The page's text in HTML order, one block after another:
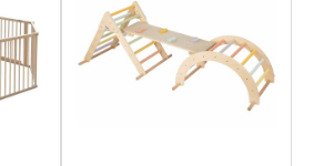
dizajn, materiály a funkcie. Tieto
ale obohacujúce, aby
rozvoj a učenie.